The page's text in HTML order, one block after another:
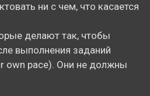
ни с чем, что касается
делают так, чтобы
выполнения заданий
own pace). Они не должны